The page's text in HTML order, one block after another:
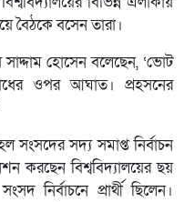
বৈঠকে বসেন তারা।
হোসেন বলেছেন, ‘ভোট
ওপর আঘাত। প্রহসনের
সংসদের সদ্য সমাপ্ত নির্বাচন
করছেন বিশ্ববিদ্যালয়ের ছয়
নির্বাচনে প্রার্থী ছিলেন।